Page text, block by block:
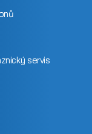
servis